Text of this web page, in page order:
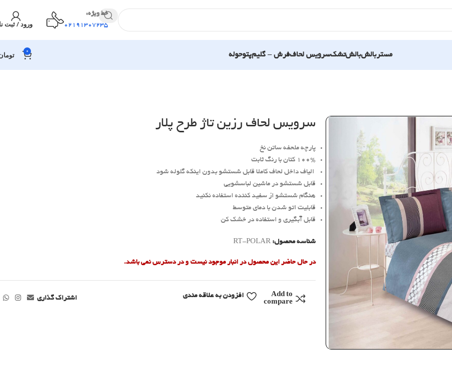
خط ویژه:
02191307235
ورود / ثبت
مستربالشبالشتشکسرویس لحاففرش – گلیمپتوحوله 0
سرویس لحاف رزین تاژ طرح پلار
پارچه ملحفه ساتن نخ
100% کتان با رنگ ثابت
الیاف داخل لحاف کاملا قابل شستشو بدون اینکه گلوله شود
قابل شستشو در ماشین لباسشویی
هنگام شستشو از سفید کننده استفاده نکنید
قابلیت اتو شدن با دمای متوسط
قابل آبگیری و استفاده در خشک کن
شناسه محصول: RT-POLAR
در حال حاضر این محصول در انبار موجود نیست و در دسترس نمی باشد.
Add to
compare
افزودن به علاقه مندی اشتراک گذاری